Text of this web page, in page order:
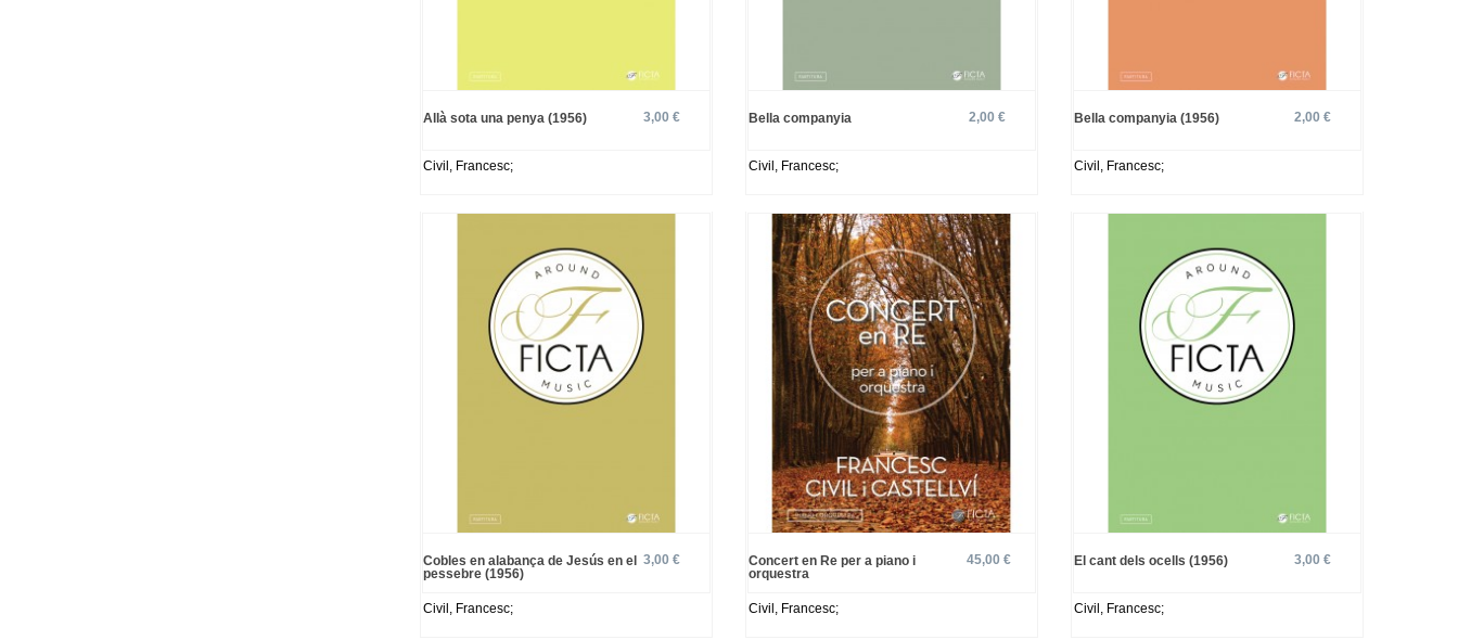
Allà sota una penya (1956) 3,00 €
Civil, Francesc;
Bella companyia 2,00 €
Civil, Francesc;
Bella companyia (1956) 2,00 €
Civil, Francesc;
Cobles en alabança de Jesús en el
pessebre (1956)
3,00 €
Civil, Francesc;
Concert en Re per a piano i
orquestra
45,00 €
Civil, Francesc;
El cant dels ocells (1956) 3,00 €
Civil, Francesc;